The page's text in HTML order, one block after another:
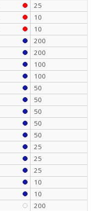
25
10
10
200
200
100
100
50
50
50
50
50
25
25
25
10
10
200